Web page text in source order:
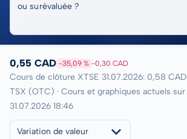
ou surévaluée ?
0,55 CAD -35,09 % -0,30 CAD
Cours de clôture XTSE 31.07.2026: 0,58 CAD
TSX (OTC) · Cours et graphiques actuels sur
31.07.2026 18:46
Variation de valeur